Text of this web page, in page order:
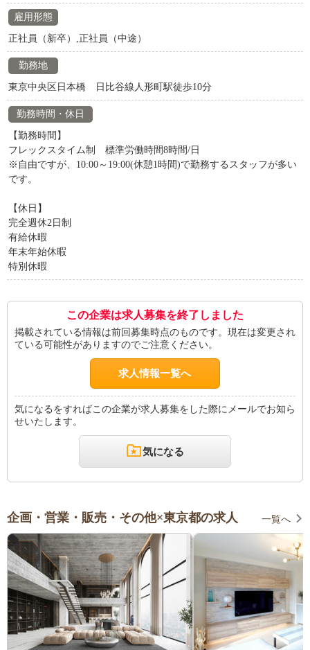
雇用形態
正社員（新卒）,正社員（中途）
勤務地
東京中央区日本橋 日比谷線人形町駅徒歩10分
勤務時間・休日
【勤務時間】
フレックスタイム制 標準労働時間8時間/日
※自由ですが、10:00～19:00(休憩1時間)で勤務するスタッフが多い
です。
【休日】
完全週休2日制
有給休暇
年末年始休暇
特別休暇
この企業は求人募集を終了しました
掲載されている情報は前回募集時点のものです。現在は変更され
ている可能性がありますのでご注意ください。
求人情報一覧へ
気になるをすればこの企業が求人募集をした際にメールでお知ら
せいたします。
気になる
企画・営業・販売・その他×東京都の求人 一覧へ